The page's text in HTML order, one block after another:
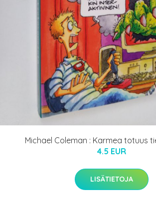
Michael Coleman : Karmea totuus
4.5 EUR
LISÄTIETOJA